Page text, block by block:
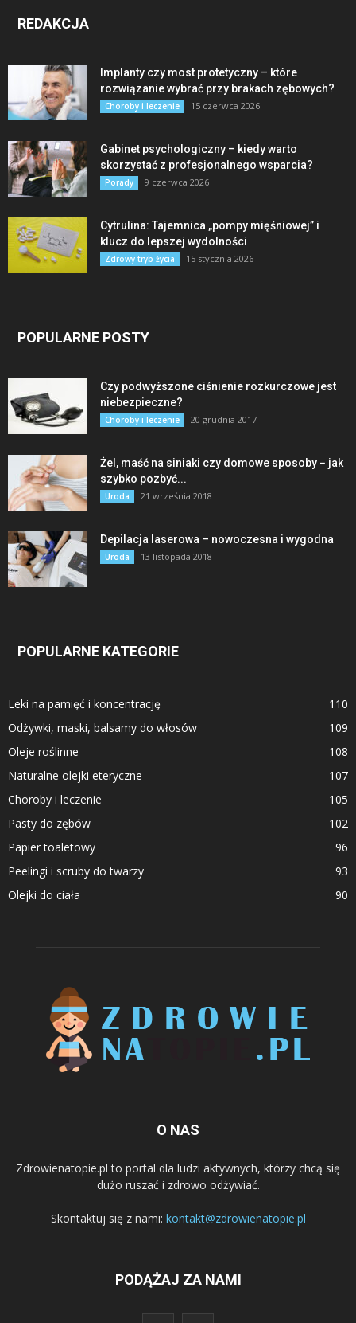
REDAKCJA
Implanty czy most protetyczny – które
rozwiązanie wybrać przy brakach zębowych?
Choroby i leczenie 15 czerwca 2026
Gabinet psychologiczny – kiedy warto
skorzystać z profesjonalnego wsparcia?
Porady 9 czerwca 2026
Cytrulina: Tajemnica „pompy mięśniowej” i
klucz do lepszej wydolności
Zdrowy tryb życia 15 stycznia 2026
POPULARNE POSTY
Czy podwyższone ciśnienie rozkurczowe jest
niebezpieczne?
Choroby i leczenie 20 grudnia 2017
Żel, maść na siniaki czy domowe sposoby − jak
szybko pozbyć...
Uroda 21 września 2018
Depilacja laserowa – nowoczesna i wygodna
Uroda 13 listopada 2018
POPULARNE KATEGORIE
Leki na pamięć i koncentrację
110
Odżywki, maski, balsamy do włosów
109
Oleje roślinne
108
Naturalne olejki eteryczne
107
Choroby i leczenie
105
Pasty do zębów
102
Papier toaletowy
96
Peelingi i scruby do twarzy
93
Olejki do ciała
90
O NAS
Zdrowienatopie.pl to portal dla ludzi aktywnych, którzy chcą się
dużo ruszać i zdrowo odżywiać.
Skontaktuj się z nami: kontakt@zdrowienatopie.pl
PODĄŻAJ ZA NAMI